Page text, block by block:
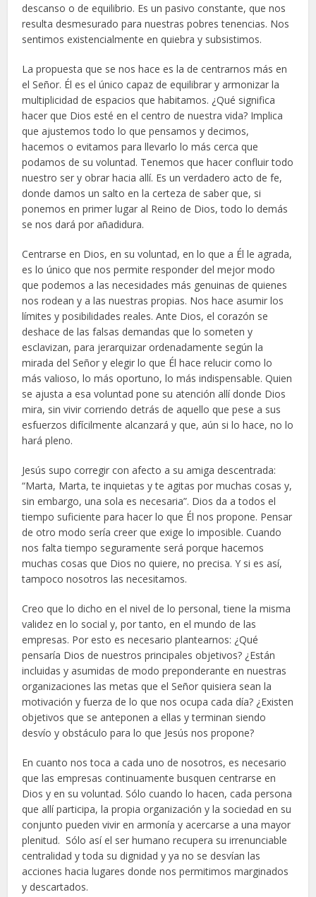
descanso o de equilibrio. Es un pasivo constante, que nos
resulta desmesurado para nuestras pobres tenencias. Nos
sentimos existencialmente en quiebra y subsistimos.
La propuesta que se nos hace es la de centrarnos más en
el Señor. Él es el único capaz de equilibrar y armonizar la
multiplicidad de espacios que habitamos. ¿Qué significa
hacer que Dios esté en el centro de nuestra vida? Implica
que ajustemos todo lo que pensamos y decimos,
hacemos o evitamos para llevarlo lo más cerca que
podamos de su voluntad. Tenemos que hacer confluir todo
nuestro ser y obrar hacia allí. Es un verdadero acto de fe,
donde damos un salto en la certeza de saber que, si
ponemos en primer lugar al Reino de Dios, todo lo demás
se nos dará por añadidura.
Centrarse en Dios, en su voluntad, en lo que a Él le agrada,
es lo único que nos permite responder del mejor modo
que podemos a las necesidades más genuinas de quienes
nos rodean y a las nuestras propias. Nos hace asumir los
límites y posibilidades reales. Ante Dios, el corazón se
deshace de las falsas demandas que lo someten y
esclavizan, para jerarquizar ordenadamente según la
mirada del Señor y elegir lo que Él hace relucir como lo
más valioso, lo más oportuno, lo más indispensable. Quien
se ajusta a esa voluntad pone su atención allí donde Dios
mira, sin vivir corriendo detrás de aquello que pese a sus
esfuerzos difícilmente alcanzará y que, aún si lo hace, no lo
hará pleno.
Jesús supo corregir con afecto a su amiga descentrada:
“Marta, Marta, te inquietas y te agitas por muchas cosas y,
sin embargo, una sola es necesaria”. Dios da a todos el
tiempo suficiente para hacer lo que Él nos propone. Pensar
de otro modo sería creer que exige lo imposible. Cuando
nos falta tiempo seguramente será porque hacemos
muchas cosas que Dios no quiere, no precisa. Y si es así,
tampoco nosotros las necesitamos.
Creo que lo dicho en el nivel de lo personal, tiene la misma
validez en lo social y, por tanto, en el mundo de las
empresas. Por esto es necesario plantearnos: ¿Qué
pensaría Dios de nuestros principales objetivos? ¿Están
incluidas y asumidas de modo preponderante en nuestras
organizaciones las metas que el Señor quisiera sean la
motivación y fuerza de lo que nos ocupa cada día? ¿Existen
objetivos que se anteponen a ellas y terminan siendo
desvío y obstáculo para lo que Jesús nos propone?
En cuanto nos toca a cada uno de nosotros, es necesario
que las empresas continuamente busquen centrarse en
Dios y en su voluntad. Sólo cuando lo hacen, cada persona
que allí participa, la propia organización y la sociedad en su
conjunto pueden vivir en armonía y acercarse a una mayor
plenitud. Sólo así el ser humano recupera su irrenunciable
centralidad y toda su dignidad y ya no se desvían las
acciones hacia lugares donde nos permitimos marginados
y descartados.